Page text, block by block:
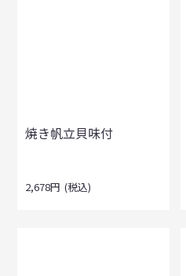
焼き帆立貝味付
2,678円 (税込)